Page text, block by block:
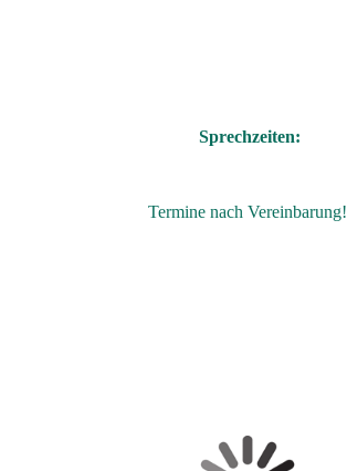
Sprechzeiten:
Termine nach Vereinbarung!